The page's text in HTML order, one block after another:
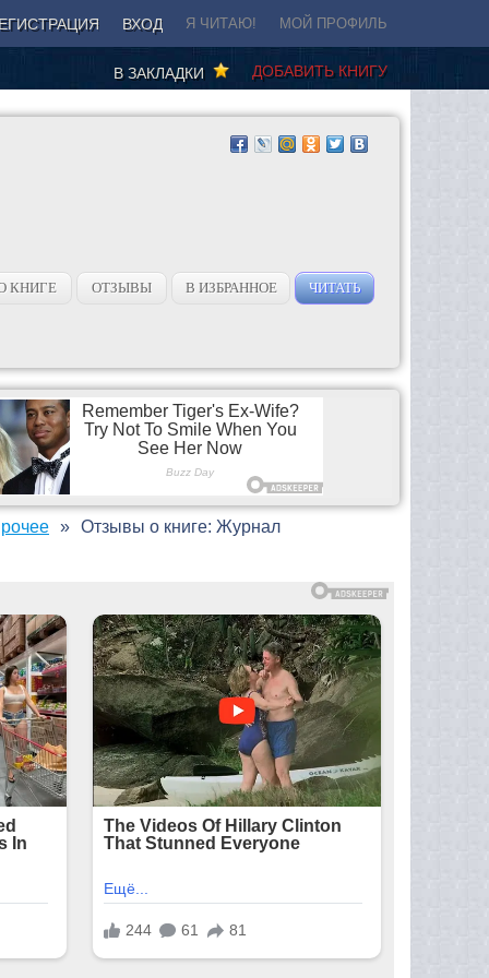
ВХОД Я ЧИТАЮ! МОЙ ПРОФИЛЬ
ДОБАВИТЬ КНИГУ
В ЗАКЛАДКИ
КНИГЕ ОТЗЫВЫ В ИЗБРАННОЕ ЧИТАТЬ
Отзывы о книге: Журнал